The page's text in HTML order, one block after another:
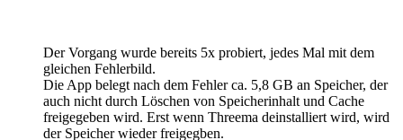
Der Vorgang wurde bereits 5x probiert, jedes Mal mit dem
gleichen Fehlerbild.
Die App belegt nach dem Fehler ca. 5,8 GB an Speicher, der
auch nicht durch Löschen von Speicherinhalt und Cache
freigegeben wird. Erst wenn Threema deinstalliert wird, wird
der Speicher wieder freigegben.